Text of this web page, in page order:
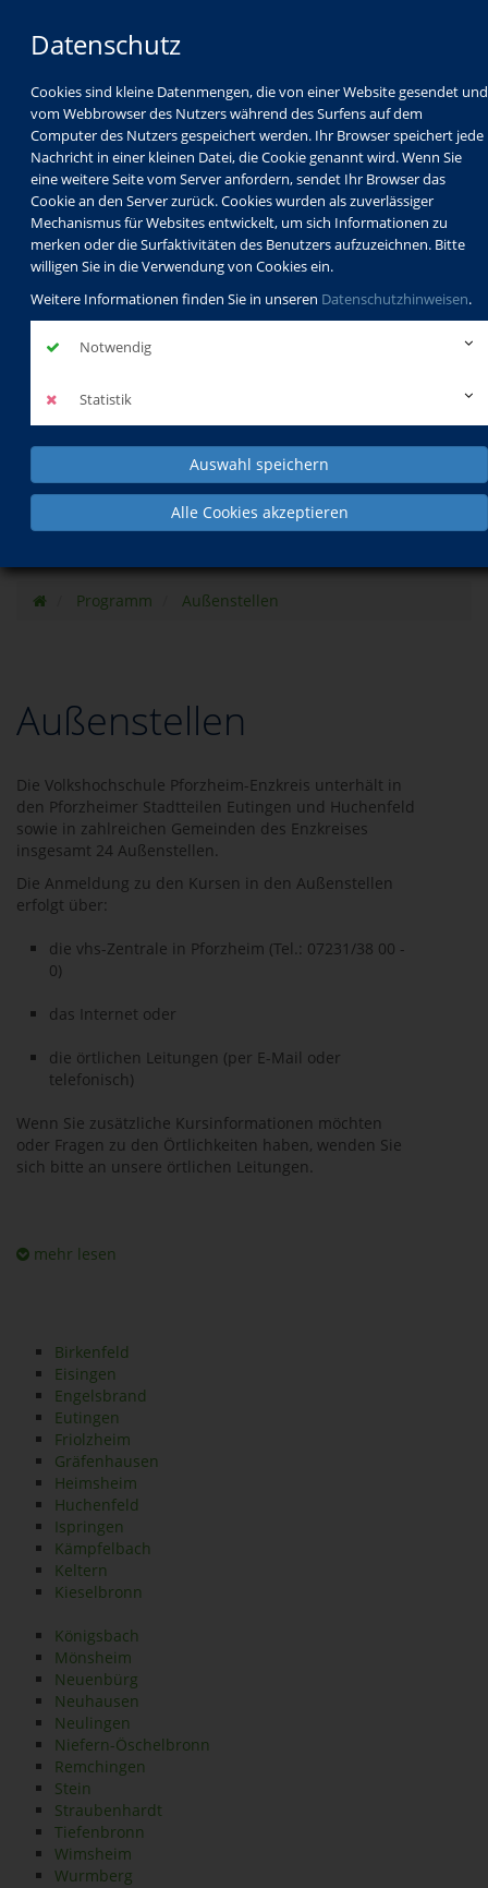
Datenschutz
Cookies sind kleine Datenmengen, die von einer Website gesendet und
vom Webbrowser des Nutzers während des Surfens auf dem
Computer des Nutzers gespeichert werden. Ihr Browser speichert jede
Nachricht in einer kleinen Datei, die Cookie genannt wird. Wenn Sie
eine weitere Seite vom Server anfordern, sendet Ihr Browser das
Cookie an den Server zurück. Cookies wurden als zuverlässiger
Mechanismus für Websites entwickelt, um sich Informationen zu
merken oder die Surfaktivitäten des Benutzers aufzuzeichnen. Bitte
willigen Sie in die Verwendung von Cookies ein.
Weitere Informationen finden Sie in unseren Datenschutzhinweisen.
Notwendig
Statistik
Auswahl speichern
Alle Cookies akzeptieren
Programm
Schulabschlüsse
Schulkindbetreuung
Service
Programm Außenstellen
Außenstellen
Die Volkshochschule Pforzheim-Enzkreis unterhält in
den Pforzheimer Stadtteilen Eutingen und Huchenfeld
sowie in zahlreichen Gemeinden des Enzkreises
insgesamt 24 Außenstellen.
Die Anmeldung zu den Kursen in den Außenstellen
erfolgt über:
die vhs-Zentrale in Pforzheim (Tel.: 07231/38 00 -
0)
das Internet oder
die örtlichen Leitungen (per E-Mail oder
telefonisch)
Wenn Sie zusätzliche Kursinformationen möchten
oder Fragen zu den Örtlichkeiten haben, wenden Sie
sich bitte an unsere örtlichen Leitungen.
mehr lesen
Birkenfeld
Eisingen
Engelsbrand
Eutingen
Friolzheim
Gräfenhausen
Heimsheim
Huchenfeld
Ispringen
Kämpfelbach
Keltern
Kieselbronn
Königsbach
Mönsheim
Neuenbürg
Neuhausen
Neulingen
Niefern-Öschelbronn
Remchingen
Stein
Straubenhardt
Tiefenbronn
Wimsheim
Wurmberg